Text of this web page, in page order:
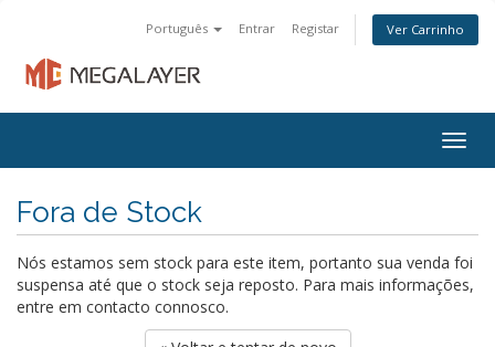
Português Entrar Registar Ver Carrinho
Fora de Stock
Nós estamos sem stock para este item, portanto sua venda foi
suspensa até que o stock seja reposto. Para mais informações,
entre em contacto connosco.